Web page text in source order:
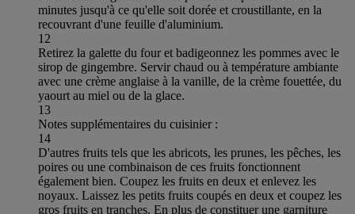
minutes jusqu'à ce qu'elle soit dorée et croustillante, en la
recouvrant d'une feuille d'aluminium.
12
Retirez la galette du four et badigeonnez les pommes avec le
sirop de gingembre. Servir chaud ou à température ambiante
avec une crème anglaise à la vanille, de la crème fouettée, du
yaourt au miel ou de la glace.
13
Notes supplémentaires du cuisinier :
14
D'autres fruits tels que les abricots, les prunes, les pêches, les
poires ou une combinaison de ces fruits fonctionnent
également bien. Coupez les fruits en deux et enlevez les
noyaux. Laissez les petits fruits coupés en deux et coupez les
gros fruits en tranches. En plus de constituer une garniture